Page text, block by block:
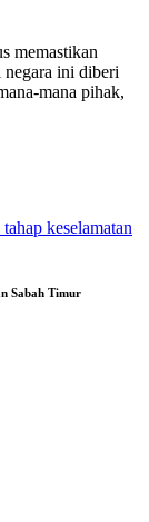
memastikan
negara ini diberi
mana pihak,
Sabah Timur